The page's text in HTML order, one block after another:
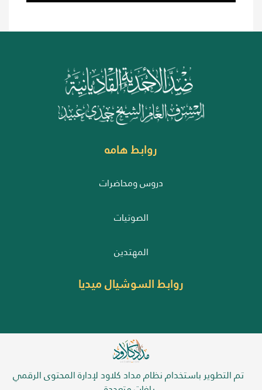
روابط هامه
دروس ومحاضرات
الصوتيات
المهتدين
روابط السوشيال ميديا
تم التطوير باستخدام نظام مداد كلاود لإدارة المحتوى الرقمي